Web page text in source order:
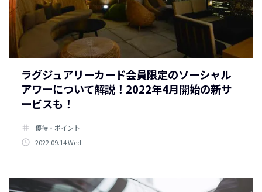
ラグジュアリーカード会員限定のソーシャル
アワーについて解説！2022年4月開始の新サ
ービスも！
tag
優待・ポイント
access_time 2022.09.14 Wed